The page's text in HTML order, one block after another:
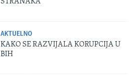
STRANAKA
AKTUELNO
KAKO SE RAZVIJALA KORUPCIJA U
BIH